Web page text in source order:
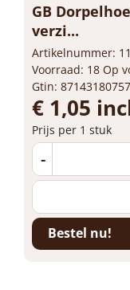
GB
verzi...
Artikelnummer:
Voorraad: 18 Op
Gtin:
€ 1,05
Prijs per 1 stuk
-
Bestel nu!